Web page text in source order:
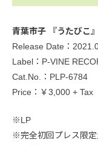
青葉市子 『うたびこ』
Release Date：
Label：P-VINE
Cat.No.：PLP-6784
Price：￥3,000 + Tax
※LP
※完全初回プレス限